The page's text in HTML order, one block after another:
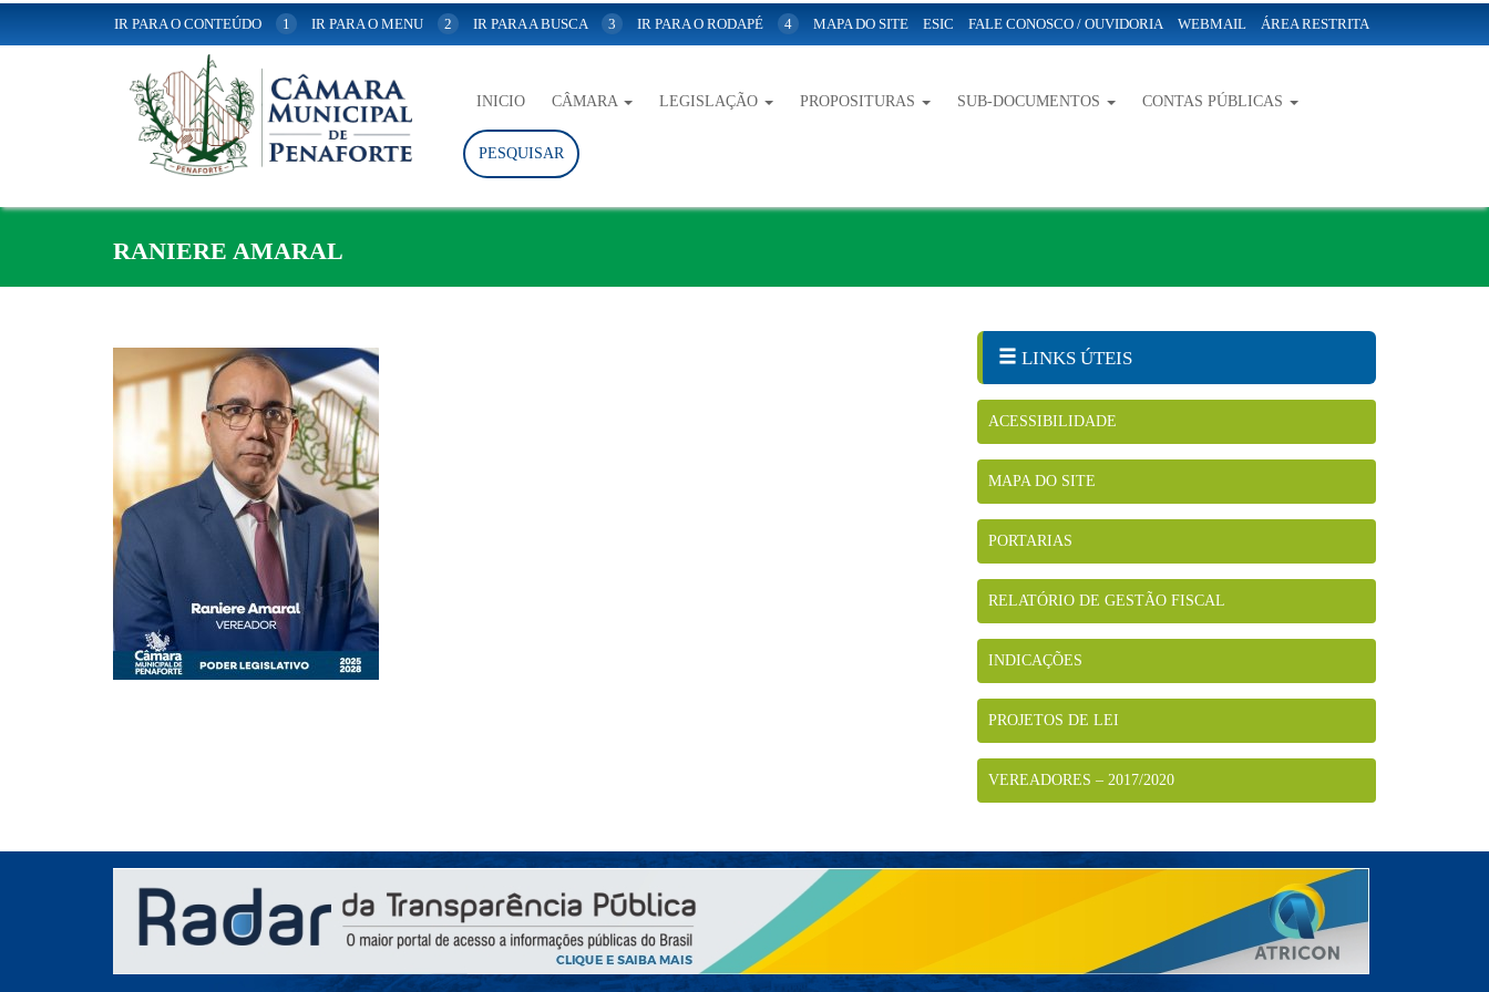
IR PARA O CONTEÚDO 1 IR PARA O MENU 2 IR PARA A BUSCA 3 IR PARA O RODAPÉ 4 MAPA DO SITE ESIC FALE CONOSCO / OUVIDORIA WEBMAIL ÁREA RESTRITA
INICIO CÂMARA LEGISLAÇÃO PROPOSITURAS SUB-DOCUMENTOS CONTAS PÚBLICAS
PESQUISAR
RANIERE AMARAL
LINKS ÚTEIS
ACESSIBILIDADE
MAPA DO SITE
PORTARIAS
RELATÓRIO DE GESTÃO FISCAL
INDICAÇÕES
PROJETOS DE LEI
VEREADORES – 2017/2020